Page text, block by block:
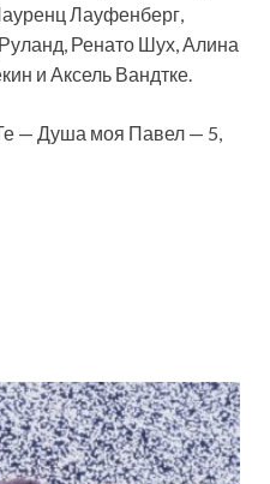
Лауфенберг,
Ренато Шух, Алина
и Аксель Вандтке.
— Душа моя Павел — 5,